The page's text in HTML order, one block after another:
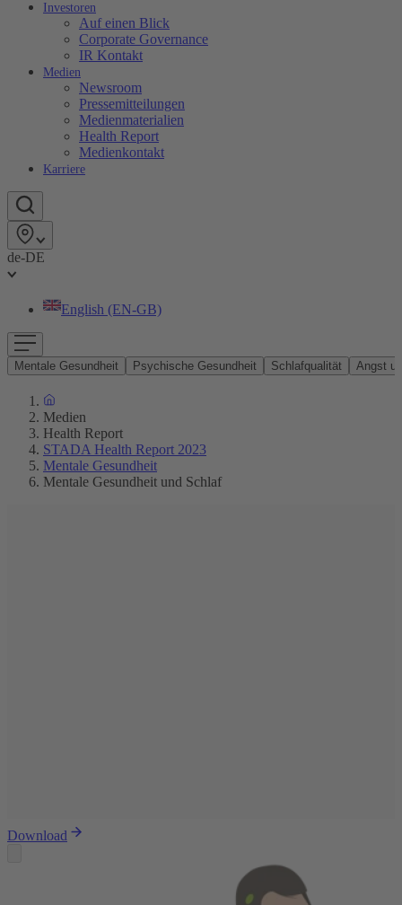
Investoren
Auf einen Blick
Corporate Governance
IR Kontakt
Medien
Newsroom
Pressemitteilungen
Medienmaterialien
Health Report
Medienkontakt
Karriere
de-DE
English (EN-GB)
Mentale Gesundheit Psychische Gesundheit Schlafqualität Angst
Medien
Health Report
STADA Health Report 2023
Mentale Gesundheit
Mentale Gesundheit und Schlaf
Download